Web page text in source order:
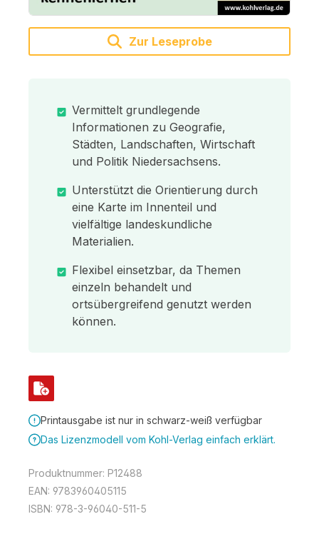
Zur Leseprobe
Vermittelt grundlegende
Informationen zu Geografie,
Städten, Landschaften, Wirtschaft
und Politik Niedersachsens.
Unterstützt die Orientierung durch
eine Karte im Innenteil und
vielfältige landeskundliche
Materialien.
Flexibel einsetzbar, da Themen
einzeln behandelt und
ortsübergreifend genutzt werden
können.
Printausgabe ist nur in schwarz-weiß verfügbar
Das Lizenzmodell vom Kohl-Verlag einfach erklärt.
Produktnummer: P12488
EAN: 9783960405115
ISBN: 978-3-96040-511-5